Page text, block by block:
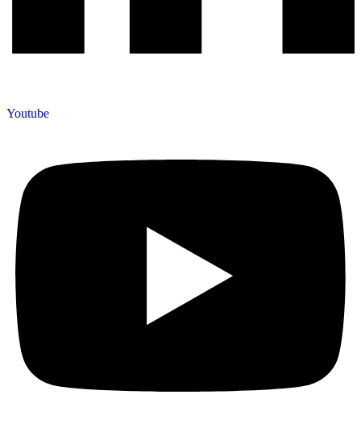
Youtube